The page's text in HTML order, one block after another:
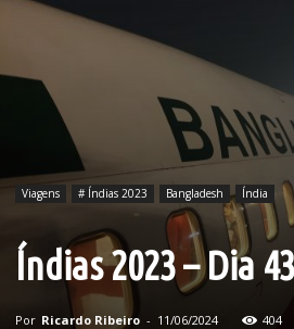
Viagens # Índias 2023 Bangladesh Índia
Índias 2023 – Dia
Por Ricardo Ribeiro - 11/06/2024 404